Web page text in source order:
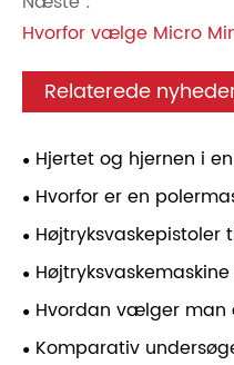
Hvorfor vælge Micro
Relaterede
Hjertet og hjernen i
induktionsmotor og
Hvorfor er en
opnå professionelle
Tryktilpasning,
brugspålidelighed
omfattende analyse
Hvordan vælger man
forskellige
​Komparativ